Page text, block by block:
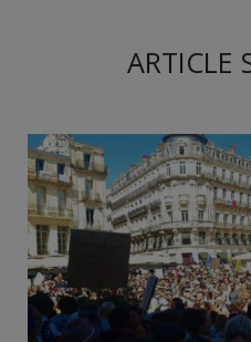
ARTICLE